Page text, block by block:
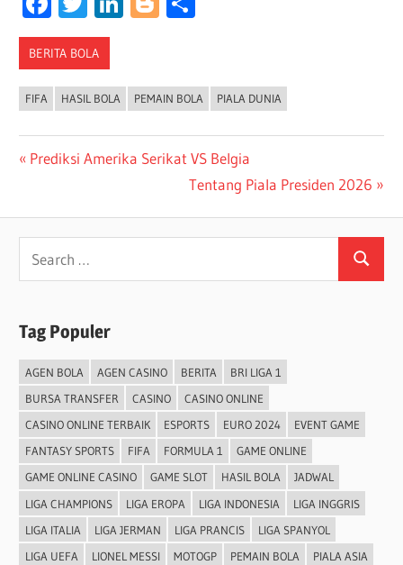
BERITA BOLA
FIFA HASIL BOLA PEMAIN BOLA PIALA DUNIA
Post
Previous
Prediksi Amerika Serikat VS Belgia
Next
Tentang Piala Presiden 2026
Search
Tag Populer
AGEN BOLA AGEN CASINO BERITA
BRI LIGA 1
BURSA TRANSFER
CASINO
CASINO ONLINE
CASINO ONLINE TERBAIK
ESPORTS EURO 2024
EVENT GAME
FANTASY SPORTS
FIFA FORMULA 1
GAME ONLINE
GAME ONLINE CASINO
GAME SLOT HASIL BOLA
JADWAL
LIGA CHAMPIONS
LIGA EROPA LIGA INDONESIA
LIGA INGGRIS
LIGA ITALIA
LIGA JERMAN LIGA PRANCIS
LIGA SPANYOL
LIGA UEFA
LIONEL MESSI MOTOGP PEMAIN BOLA PIALA ASIA